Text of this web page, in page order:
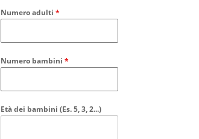
Numero adulti*
Numero bambini*
Età dei bambini (Es. 5, 3, 2...)